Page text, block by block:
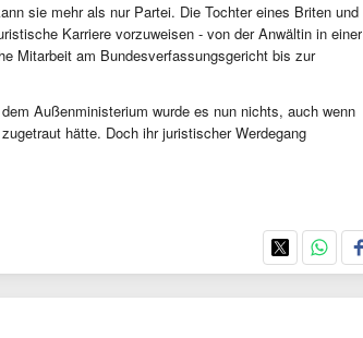
sie mehr als nur Partei. Die Tochter eines Briten und
Karriere vorzuweisen - von der Anwältin in einer
Mitarbeit am Bundesverfassungsgericht bis zur
Außenministerium wurde es nun nichts, auch wenn
hätte. Doch ihr juristischer Werdegang